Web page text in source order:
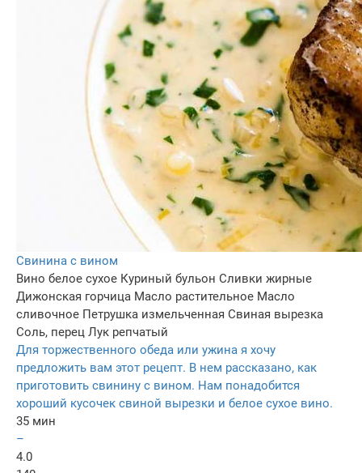
Свинина с вином
Вино белое сухое Куриный бульон Сливки жирные
Дижонская горчица Масло растительное Масло
сливочное Петрушка измельченная Свиная вырезка
Соль, перец Лук репчатый
Для торжественного обеда или ужина я хочу
предложить вам этот рецепт. В нем рассказано, как
приготовить свинину с вином. Нам понадобится
хороший кусочек свиной вырезки и белое сухое вино.
35 мин
–
4.0